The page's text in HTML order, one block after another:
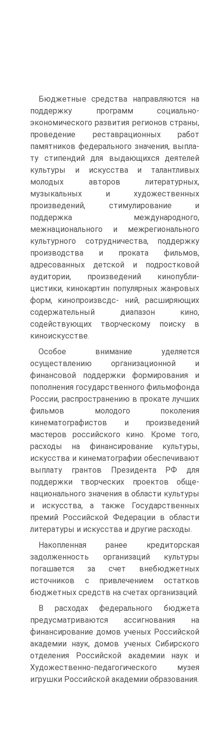
Бюджетные средства направляются на
поддержку программ со­циально-
экономического развития регионов страны,
проведение реставрационных работ
памятников федерального значения, выпла­
ту стипендий для выдающихся деятелей
культуры и искусства и та­лантливых
молодых авторов литературных,
музыкальных и художе­ственных
произведений, стимулирование и
поддержка международ­ного,
межнационального и межрегионального
культурного сотруд­ничества, поддержку
производства и проката фильмов,
адресован­ных детской и подростковой
аудитории, произведений кинопубли­
цистики, кинокартин популярных жанровых
форм, кинопроизвсдс- ний, расширяющих
содержательный диапазон кино,
содействую­щих творческому поиску в
киноискусстве.
Особое внимание уделяется
осуществлению организационной и
финансовой поддержки формирования и
пополнения государствен­ного фильмофонда
России, распространению в прокате лучших
фильмов молодого поколения
кинематографистов и произведений
мастеров российского кино. Кроме того,
расходы на финансирова­ние культуры,
искусства и кинематографии обеспечивают
выплату грантов Президента РФ для
поддержки творческих проектов обще­
национального значения в области культуры
и искусства, а также Государственных
премий Российской Федерации в области
литера­туры и искусства и другие расходы.
Накопленная ранее кредиторская
задолженность организаций культуры
погашается за счет внебюджетных
источников с привле­чением остатков
бюджетных средств на счетах организаций.
В расходах федерального бюджета
предусматриваются ассигно­вания на
финансирование домов ученых Российской
академии на­ук, домов ученых Сибирского
отделения Российской академии наук и
Художественно-педагогического музея
игрушки Российской ака­демии образования.